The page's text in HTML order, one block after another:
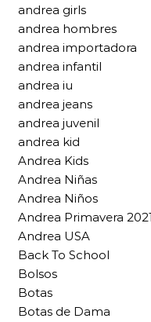
andrea girls
andrea hombres
andrea importadora
andrea infantil
andrea iu
andrea jeans
andrea juvenil
andrea kid
Andrea Kids
Andrea Niñas
Andrea Niños
Andrea Primavera 2021
Andrea USA
Back To School
Bolsos
Botas
Botas de Dama